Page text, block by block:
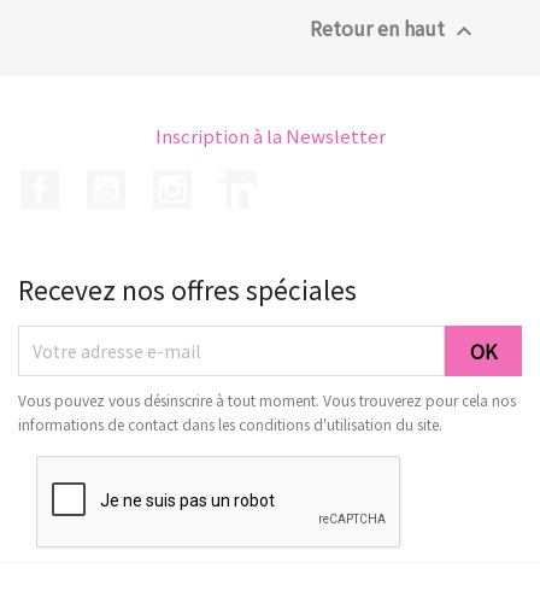
Retour en haut 
Inscription à la Newsletter
Recevez nos offres spéciales
Vous pouvez vous désinscrire à tout moment. Vous trouverez pour cela nos
informations de contact dans les conditions d'utilisation du site.